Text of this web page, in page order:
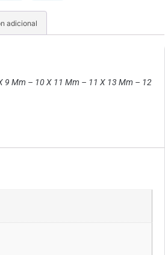
adicional
9 Mm – 10 X 11 Mm – 11 X 13 Mm – 12